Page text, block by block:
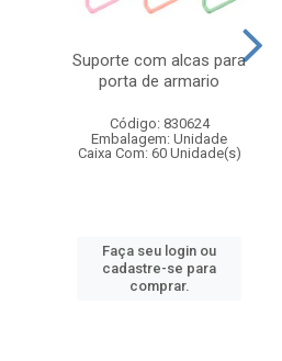
Suporte com alcas para
porta de armario
Código: 830624
Embalagem: Unidade
Caixa Com: 60 Unidade(s)
Faça seu login ou
cadastre-se para
comprar.